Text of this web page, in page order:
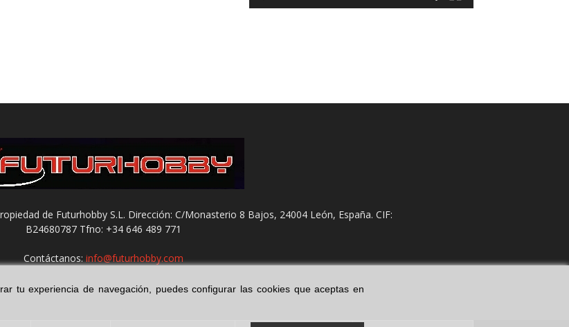
de Futurhobby S.L. Dirección: C/Monasterio 8 Bajos, 24004 León, España. CIF:
B24680787 Tfno: +34 646 489 771
Contáctanos:info@futurhobby.com
tu experiencia de navegación, puedes configurar las cookies que aceptas en